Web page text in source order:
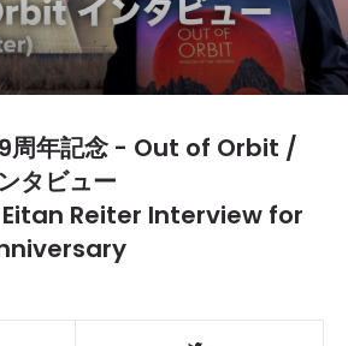
周年記念 - Out of Orbit /
タビュー
Reiter Interview for